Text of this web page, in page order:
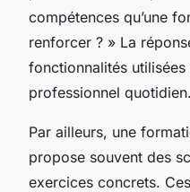
compétences qu’une
renforcer ? » La
fonctionnalités
professionnel quotidien.
Par ailleurs, une
propose souvent des
exercices concrets.